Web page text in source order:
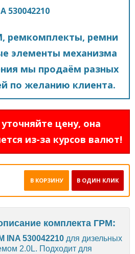
530042210
ремкомплекты, ремни
элементы механизма
мы продаём разных
по желанию клиента.
цену, она
из-за курсов валют!
В ОДИН КЛИК
В КОРЗИНУ
комплекта ГРМ:
INA 530042210 для дизельных
2.0L. Подходит для